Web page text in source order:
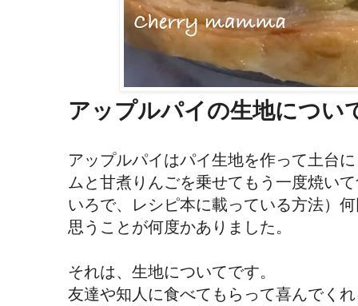
アップルパイの生地につい
アップルパイはパイ生地を作って土台
ムと甘煮りんごを乗せてもう一度焼い
いろで、レシピ本に載っている方法）
思うことが何度かありました。
それは、生地についてです。
友達や知人に食べてもらって喜んでく